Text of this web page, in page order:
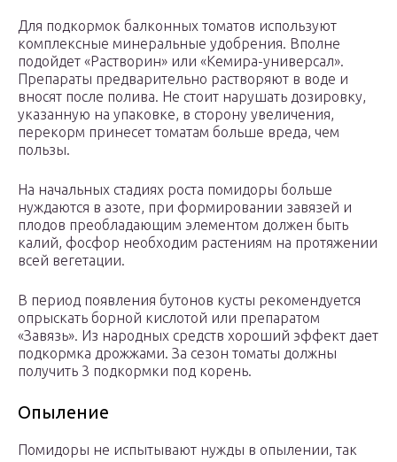
Для подкормок балконных томатов используют
комплексные минеральные удобрения. Вполне
подойдет «Растворин» или «Кемира-универсал».
Препараты предварительно растворяют в воде и
вносят после полива. Не стоит нарушать дозировку,
указанную на упаковке, в сторону увеличения,
перекорм принесет томатам больше вреда, чем
пользы.
На начальных стадиях роста помидоры больше
нуждаются в азоте, при формировании завязей и
плодов преобладающим элементом должен быть
калий, фосфор необходим растениям на протяжении
всей вегетации.
В период появления бутонов кусты рекомендуется
опрыскать борной кислотой или препаратом
«Завязь». Из народных средств хороший эффект дает
подкормка дрожжами. За сезон томаты должны
получить 3 подкормки под корень.
Опыление
Помидоры не испытывают нужды в опылении, так